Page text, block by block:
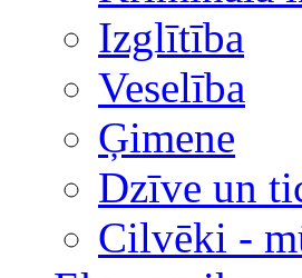
Izglītība
Veselība
Ģimene
Dzīve un
Cilvēki -